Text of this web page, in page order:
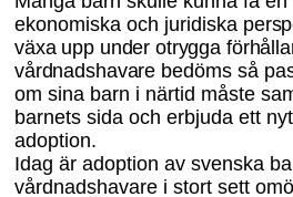
ekonomiska och juridiska
växa upp under otrygga
vårdnadshavare bedöms så
om sina barn i närtid måste
barnets sida och erbjuda ett
adoption.
Idag är adoption av svenska
vårdnadshavare i stort sett